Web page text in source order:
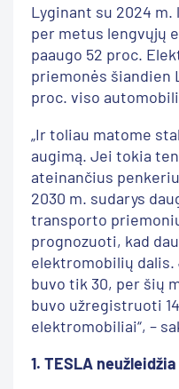
Lyginant su 2024 m.
per metus lengvųjų
paaugo 52 proc.
priemonės šiandien
proc. viso
„Ir toliau matome
augimą. Jei tokia
ateinančius
2030 m. sudarys
transporto
prognozuoti, kad
elektromobilių
buvo tik 30, per šių
buvo užregistruoti
elektromobiliai“, –
1. TESLA